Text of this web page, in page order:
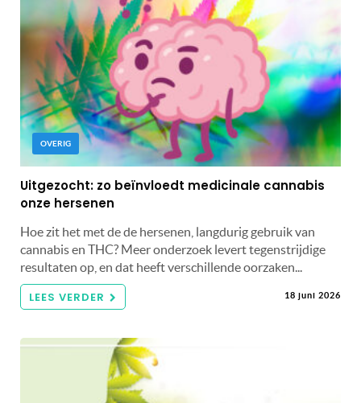
OVERIG
Uitgezocht: zo beïnvloedt medicinale cannabis
onze hersenen
Hoe zit het met de de hersenen, langdurig gebruik van
cannabis en THC? Meer onderzoek levert tegenstrijdige
resultaten op, en dat heeft verschillende oorzaken...
LEES VERDER 18 juni 2026